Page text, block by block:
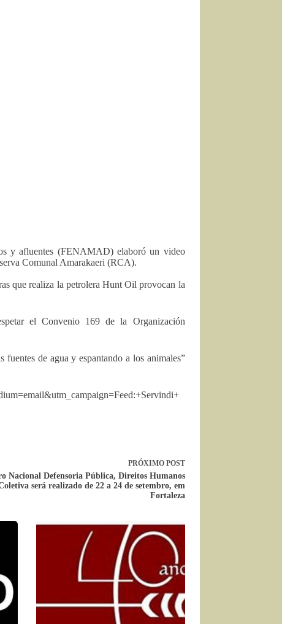
y afluentes (FENAMAD) elaboró un video
Comunal Amarakaeri (RCA).
que realiza la petrolera Hunt Oil provocan la
el Convenio 169 de la Organización
fuentes de agua y espantando a los animales”
PRÓXIMO POST
Nacional Defensoria Pública, Direitos Humanos
será realizado de 22 a 24 de setembro, em
Fortaleza